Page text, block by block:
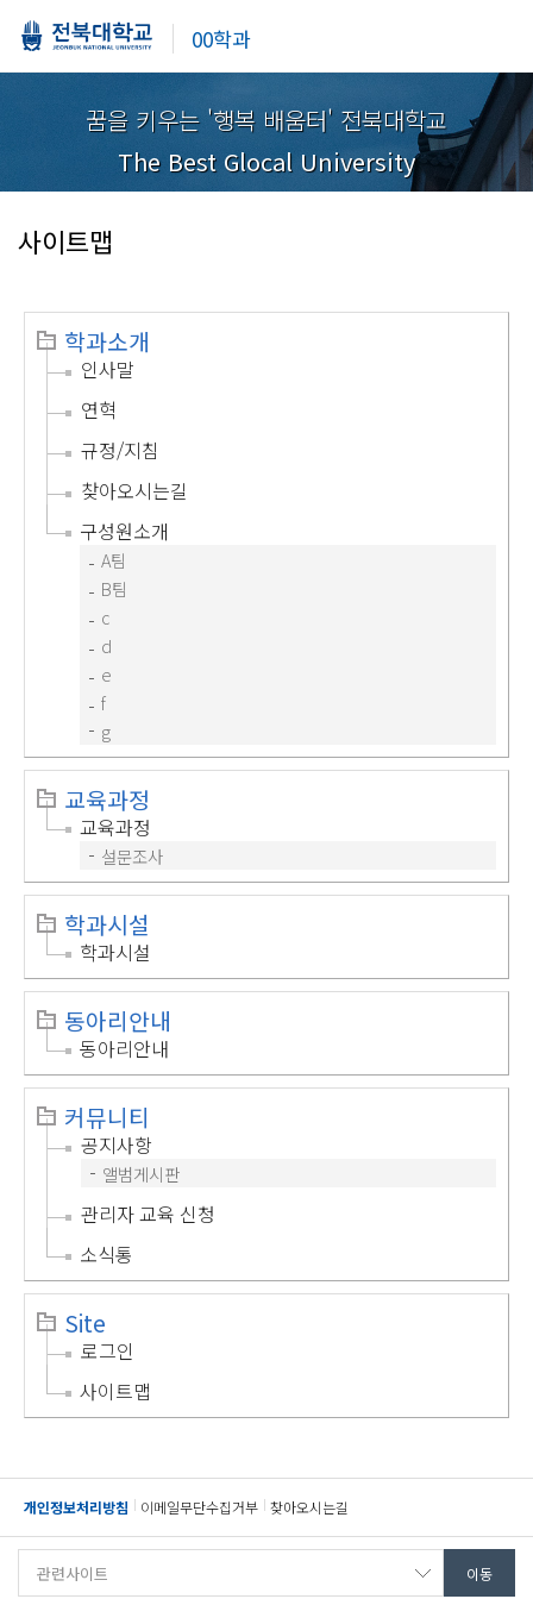
00학과
꿈을 키우는 '행복 배움터' 전북대학교
The Best Glocal University
사이트맵
학과소개
인사말
연혁
규정/지침
찾아오시는길
구성원소개
A팀
B팀
c
d
e
f
g
교육과정
교육과정
설문조사
학과시설
학과시설
동아리안내
동아리안내
커뮤니티
공지사항
앨범게시판
관리자 교육 신청
소식통
Site
로그인
사이트맵
개인정보처리방침 이메일무단수집거부 찾아오시는길